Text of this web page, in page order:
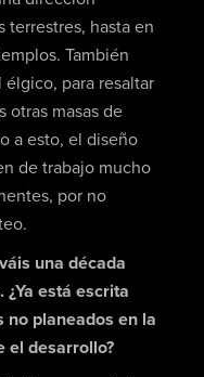
terrestres, hasta en
También
para resaltar
otras masas de
a esto, el diseño
de trabajo mucho
por no
una década
está escrita
no planeados en la
el desarrollo?